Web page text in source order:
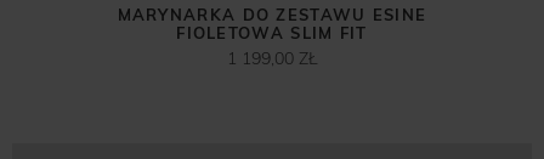
MARYNARKA DO ZESTAWU ESINE
FIOLETOWA SLIM FIT
1 199,00 ZŁ